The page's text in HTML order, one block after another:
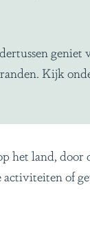
Kijk
het land,
of